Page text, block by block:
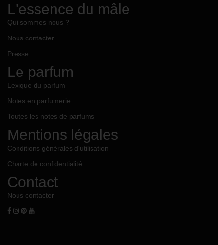
L'essence du mâle
Qui sommes nous ?
Nous contacter
Presse
Le parfum
Lexique du parfum
Notes en parfumerie
Toutes les notes de parfums
Mentions légales
Conditions générales d'utilisation
Charte de confidentialité
Contact
Nous contacter